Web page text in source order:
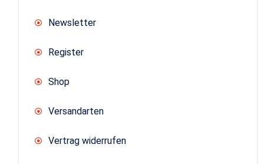
Newsletter
Register
Shop
Versandarten
Vertrag widerrufen